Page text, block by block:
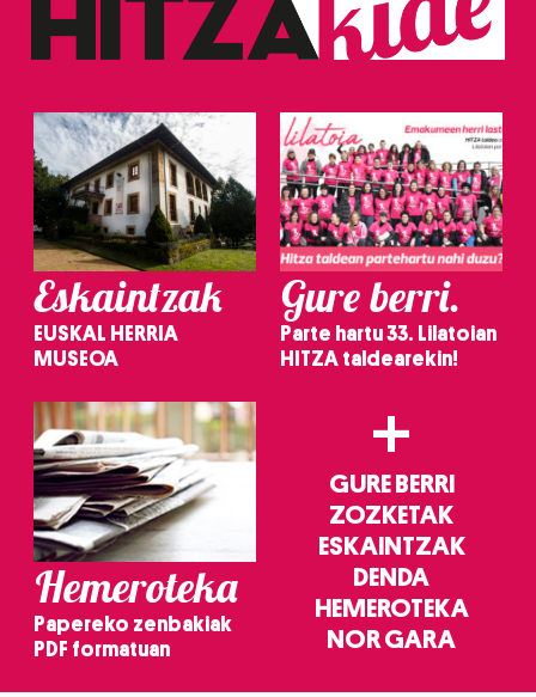
Eskaintzak
EUSKAL HERRIA
MUSEOA
Gure berri.
Parte hartu 33. Lilatoian
HITZA taldearekin!
Hemeroteka
Papereko zenbakiak
PDF formatuan
+
GURE BERRI
ZOZKETAK
ESKAINTZAK
DENDA
HEMEROTEKA
NOR GARA